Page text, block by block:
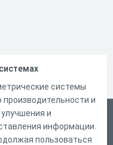
системы
и
и
информации.
пользоваться